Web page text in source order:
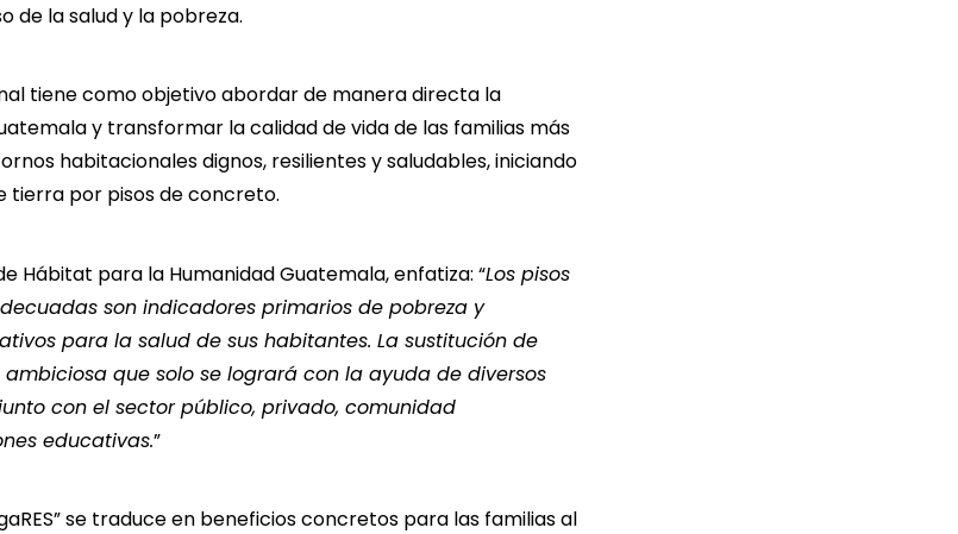
de la salud y la pobreza.
tiene como objetivo abordar de manera directa la
y transformar la calidad de vida de las familias más
habitacionales dignos, resilientes y saludables, iniciando
tierra por pisos de concreto.
Hábitat para la Humanidad Guatemala, enfatiza: “Los pisos
son indicadores primarios de pobreza y
para la salud de sus habitantes. La sustitución de
que solo se logrará con la ayuda de diversos
con el sector público, privado, comunidad
educativas.”
se traduce en beneficios concretos para las familias al